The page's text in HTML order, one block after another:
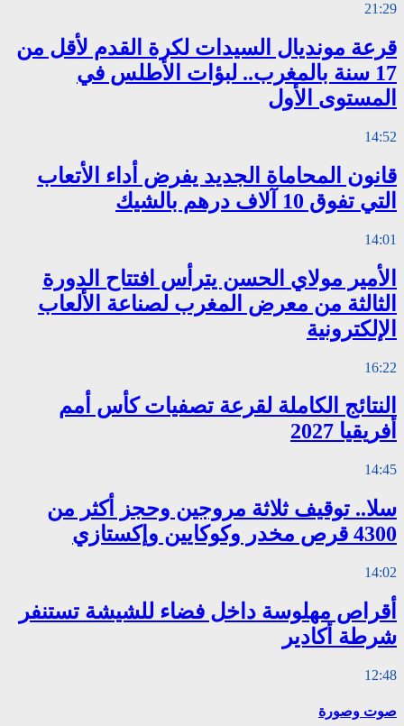
21:29
قرعة مونديال السيدات لكرة القدم لأقل من
17 سنة بالمغرب.. لبؤات الأطلس في
المستوى الأول
14:52
قانون المحاماة الجديد يفرض أداء الأتعاب
التي تفوق 10 آلاف درهم بالشيك
14:01
الأمير مولاي الحسن يترأس افتتاح الدورة
الثالثة من معرض المغرب لصناعة الألعاب
الإلكترونية
16:22
النتائج الكاملة لقرعة تصفيات كأس أمم
أفريقيا 2027
14:45
سلا.. توقيف ثلاثة مروجين وحجز أكثر من
4300 قرص مخدر وكوكايين وإكستازي
14:02
أقراص مهلوسة داخل فضاء للشيشة تستنفر
شرطة أكادير
12:48
صوت وصورة